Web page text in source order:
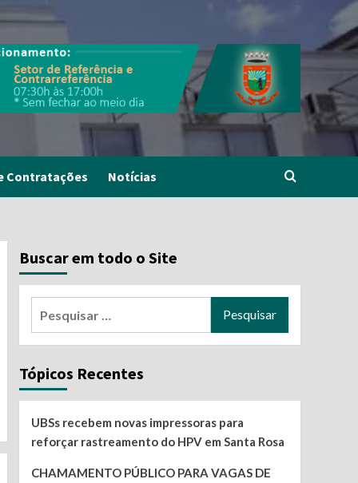
Contratações Notícias
Buscar em todo o Site
Tópicos Recentes
UBSs recebem novas impressoras para
reforçar rastreamento do HPV em Santa Rosa
CHAMAMENTO PÚBLICO PARA VAGAS DE